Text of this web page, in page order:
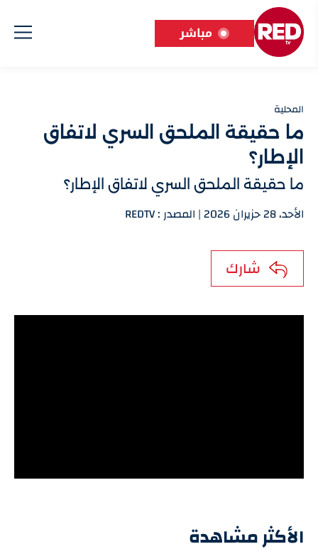
مباشر
المحلية
ما حقيقة الملحق السري لاتفاق
الإطار؟
ما حقيقة الملحق السري لاتفاق الإطار؟
الأحد، 28 حزيران 2026 | المصدر : REDTV
شارك
الأكثر مشاهدة